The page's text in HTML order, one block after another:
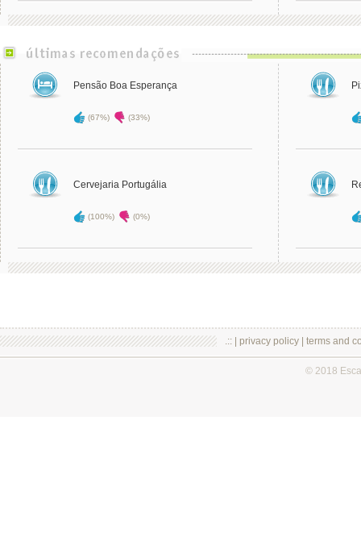
Pensão Boa Esperança
(67%) (33%)
Cervejaria Portugália
(100%) (0%)
.:: | privacy policy terms and
© 2018